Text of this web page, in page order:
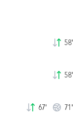
58'
58'
67' 71'